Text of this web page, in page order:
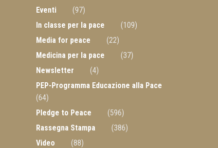
Eventi
(97)
In classe per la pace
(109)
Media for peace
(22)
Medicina per la pace
(37)
Newsletter
(4)
PEP-Programma Educazione alla Pace
(64)
Pledge to Peace
(596)
Rassegna Stampa
(386)
Video
(88)